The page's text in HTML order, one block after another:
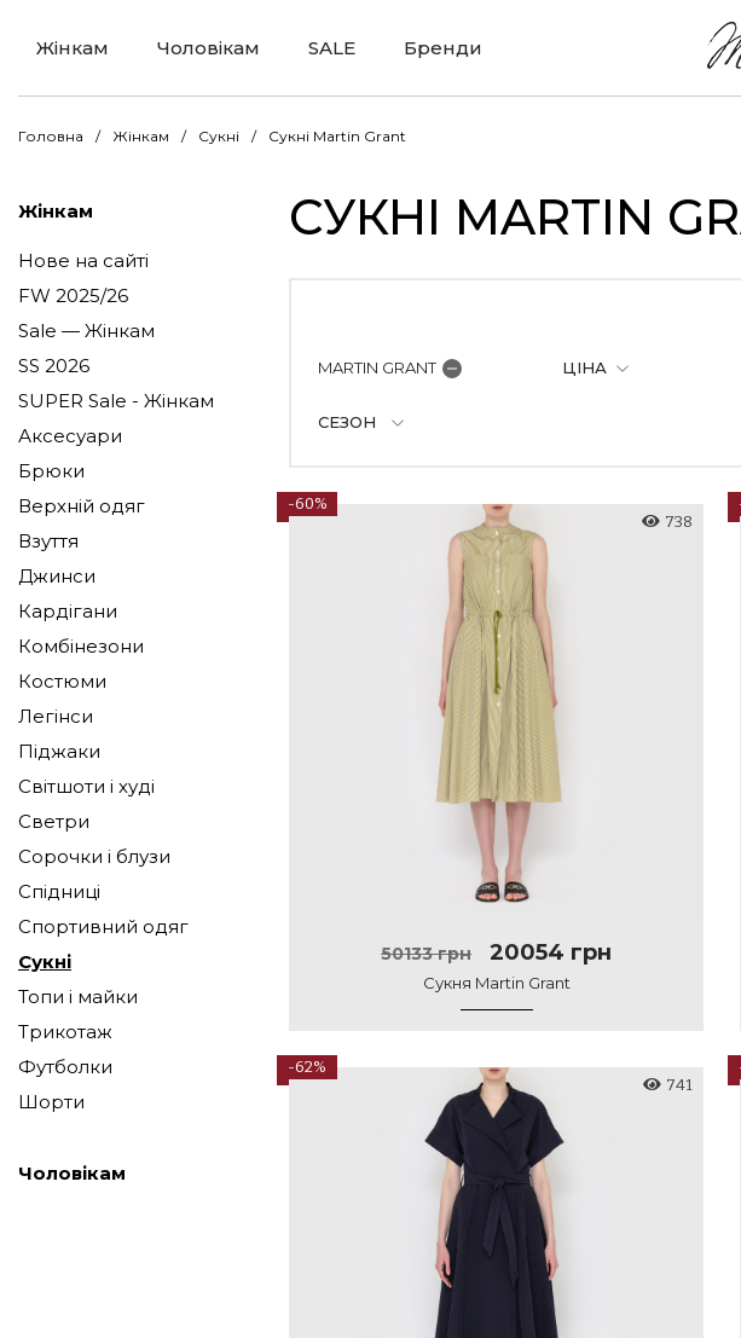
Жінкам Чоловікам SALE Бренди
Головна Жінкам Сукні Сукні Martin Grant
Жінкам
Нове на сайті
FW 2025/26
Sale — Жінкам
SS 2026
SUPER Sale - Жінкам
Аксесуари
Брюки
Верхній одяг
Взуття
Джинси
Кардігани
Комбінезони
Костюми
Легінси
Піджаки
Світшоти і худі
Светри
Сорочки і блузи
Спідниці
Спортивний одяг
Сукні
Топи і майки
Трикотаж
Футболки
Шорти
Чоловікам
СУКНІ MARTIN
MARTIN GRANT ЦІНА
СЕЗОН
-60%
50133 грн 20054 грн
Сукня Martin Grant
738
-62%
741